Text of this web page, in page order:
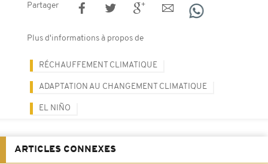
Partager
Plus d'informations à propos de
RÉCHAUFFEMENT CLIMATIQUE
ADAPTATION AU CHANGEMENT CLIMATIQUE
EL NIÑO
ARTICLES CONNEXES